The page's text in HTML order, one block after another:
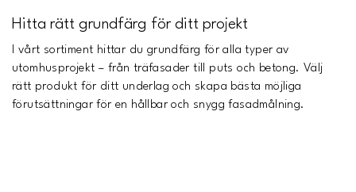
Hitta rätt grundfärg för ditt projekt
I vårt sortiment hittar du grundfärg för alla typer av
utomhusprojekt – från träfasader till puts och betong. Välj
rätt produkt för ditt underlag och skapa bästa möjliga
förutsättningar för en hållbar och snygg fasadmålning.